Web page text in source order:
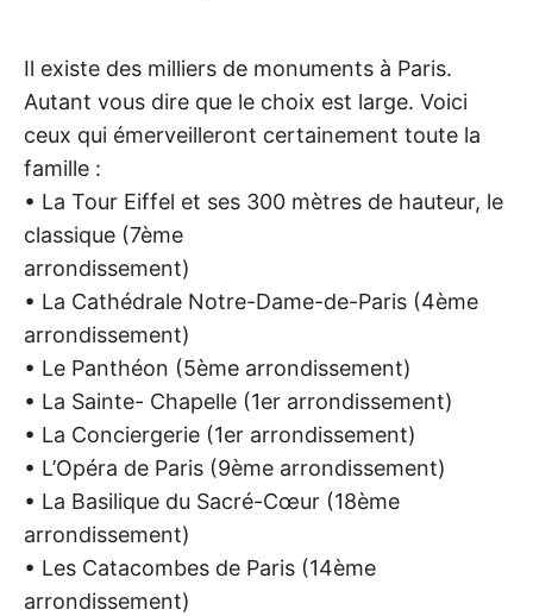
Il existe des milliers de monuments à Paris.
Autant vous dire que le choix est large. Voici
ceux qui émerveilleront certainement toute la
famille :
• La Tour Eiffel et ses 300 mètres de hauteur, le
classique (7ème
arrondissement)
• La Cathédrale Notre-Dame-de-Paris (4ème
arrondissement)
• Le Panthéon (5ème arrondissement)
• La Sainte- Chapelle (1er arrondissement)
• La Conciergerie (1er arrondissement)
• L’Opéra de Paris (9ème arrondissement)
• La Basilique du Sacré-Cœur (18ème
arrondissement)
• Les Catacombes de Paris (14ème
arrondissement)